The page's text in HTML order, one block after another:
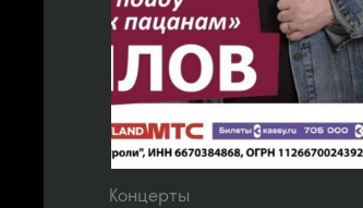
Концерты